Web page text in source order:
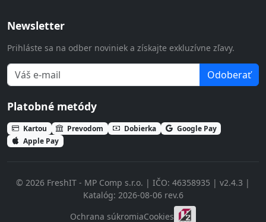
Newsletter
Prihláste sa na odber noviniek a získajte exkluzívne zľavy.
Odoberať
Platobné metódy
Kartou Prevodom Dobierka
Google Pay
Apple Pay
© 2026 FreshIT - MP Comp s.r.o. | IČO: 46358935 | v2.4.3 |
Katalóg: 2026-08-06 rev.6
Ochrana súkromiaCookies